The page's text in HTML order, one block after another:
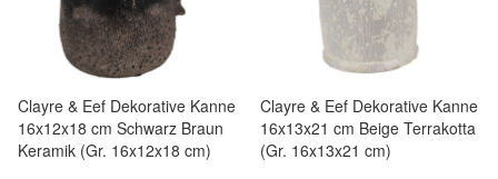
Clayre & Eef Dekorative Kanne
16x12x18 cm Schwarz Braun
Keramik (Gr. 16x12x18 cm)
Clayre & Eef Dekorative Kanne
16x13x21 cm Beige Terrakotta
(Gr. 16x13x21 cm)